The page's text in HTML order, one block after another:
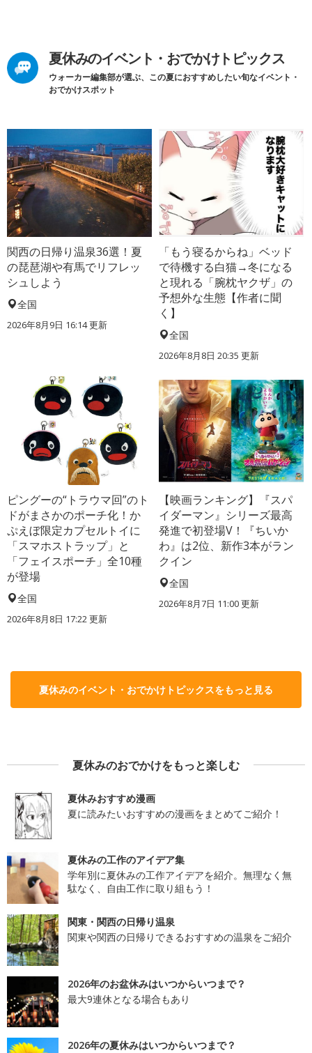
夏休みのイベント・おでかけトピックス
ウォーカー編集部が選ぶ、この夏におすすめしたい旬なイベント・
おでかけスポット
関西の日帰り温泉36選！夏
の琵琶湖や有馬でリフレッ
シュしよう
全国
2026年8月9日 16:14更新
「もう寝るからね」ベッド
で待機する白猫→冬になる
と現れる「腕枕ヤクザ」の
予想外な生態【作者に聞
く】
全国
2026年8月8日 20:35 更新
ピングーの“トラウマ回”のト
ドがまさかのポーチ化！か
ぷえぼ限定カプセルトイに
「スマホストラップ」と
「フェイスポーチ」全10種
が登場
全国
2026年8月8日 17:22更新
【映画ランキング】『スパ
イダーマン』シリーズ最高
発進で初登場V！『ちいか
わ』は2位、新作3本がラン
クイン
全国
2026年8月7日 11:00更新
夏休みのイベント・おでかけトピックスをもっと見る
夏休みのおでかけをもっと楽しむ
夏休みおすすめ漫画
夏に読みたいおすすめの漫画をまとめてご紹介！
夏休みの工作のアイデア集
学年別に夏休みの工作アイデアを紹介。無理なく無
駄なく、自由工作に取り組もう！
関東・関西の日帰り温泉
関東や関西の日帰りできるおすすめの温泉をご紹介
2026年のお盆休みはいつからいつまで？
最大9連休となる場合もあり
2026年の夏休みはいつからいつまで？